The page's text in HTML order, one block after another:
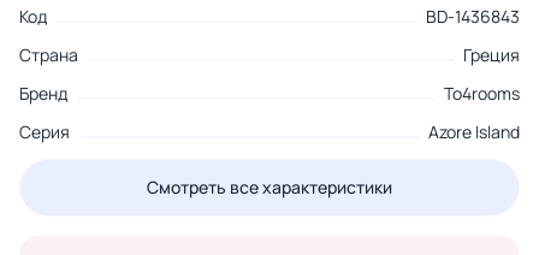
Код
BD-1436843
Страна
Греция
Бренд
To4rooms
Серия
Azore Island
Смотреть все характеристики